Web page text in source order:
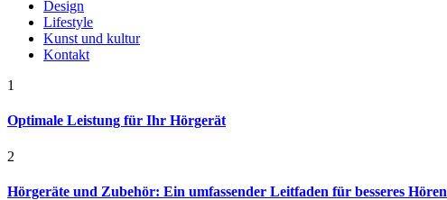
Design
Lifestyle
Kunst und kultur
Kontakt
1
Optimale Leistung für Ihr Hörgerät
2
Hörgeräte und Zubehör: Ein umfassender Leitfaden für besseres Hören